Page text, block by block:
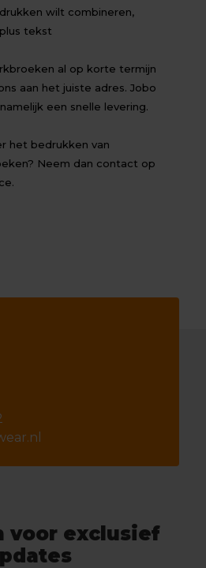
wilt combineren,
tekst
al op korte termijn
aan het juiste adres. Jobo
een snelle levering.
het bedrukken van
Neem dan contact op
voor exclusief